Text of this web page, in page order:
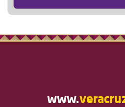
www.